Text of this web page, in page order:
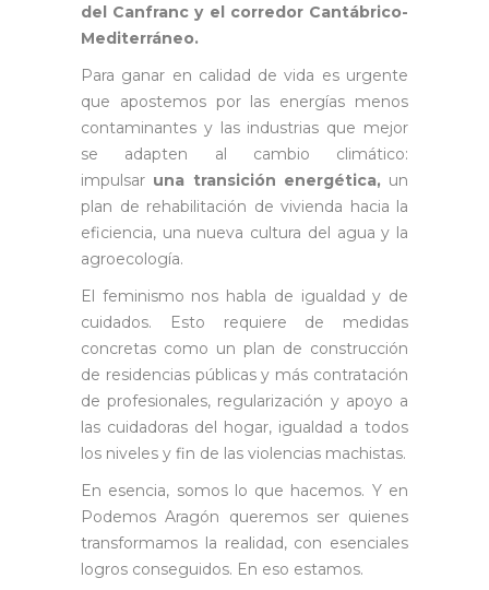
del Canfranc y el corredor Cantábrico-
Mediterráneo.
Para ganar en calidad de vida es urgente
que apostemos por las energías menos
contaminantes y las industrias que mejor
se adapten al cambio climático:
impulsar una transición energética,un
plan de rehabilitación de vivienda hacia la
eficiencia, una nueva cultura del agua y la
agroecología.
El feminismo nos habla de igualdad y de
cuidados. Esto requiere de medidas
concretas como un plan de construcción
de residencias públicas y más contratación
de profesionales, regularización y apoyo a
las cuidadoras del hogar, igualdad a todos
los niveles y fin de las violencias machistas.
En esencia, somos lo que hacemos. Y en
Podemos Aragón queremos ser quienes
transformamos la realidad, con esenciales
logros conseguidos. En eso estamos.